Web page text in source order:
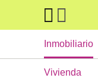
Skip to main content
Inmobiliario
Vivienda